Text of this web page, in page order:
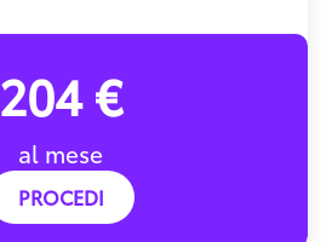
204 €
al mese
PROCEDI